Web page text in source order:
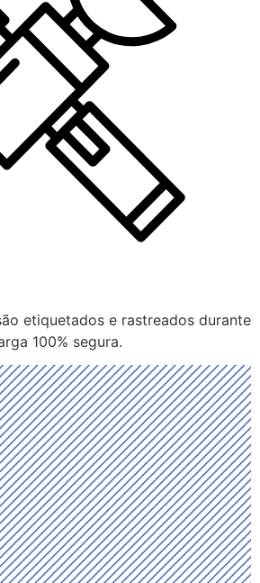
etiquetados e rastreados durante
100% segura.